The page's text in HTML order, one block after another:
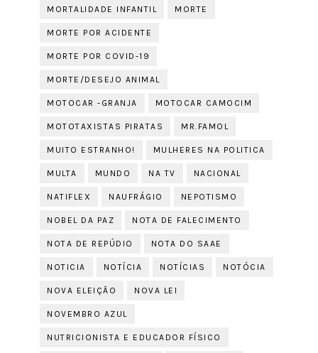
MORTALIDADE INFANTIL MORTE
MORTE POR ACIDENTE
MORTE POR COVID-19
MORTE/DESEJO ANIMAL
MOTOCAR -GRANJA MOTOCAR CAMOCIM
MOTOTAXISTAS PIRATAS MR.FAMOL
MUITO ESTRANHO! MULHERES NA POLITICA
MULTA MUNDO NA TV NACIONAL
NATIFLEX NAUFRÁGIO NEPOTISMO
NOBEL DA PAZ NOTA DE FALECIMENTO
NOTA DE REPÚDIO NOTA DO SAAE
NOTICIA NOTÍCIA NOTÍCIAS NOTÓCIA
NOVA ELEIÇÃO NOVA LEI
NOVEMBRO AZUL
NUTRICIONISTA E EDUCADOR FÍSICO